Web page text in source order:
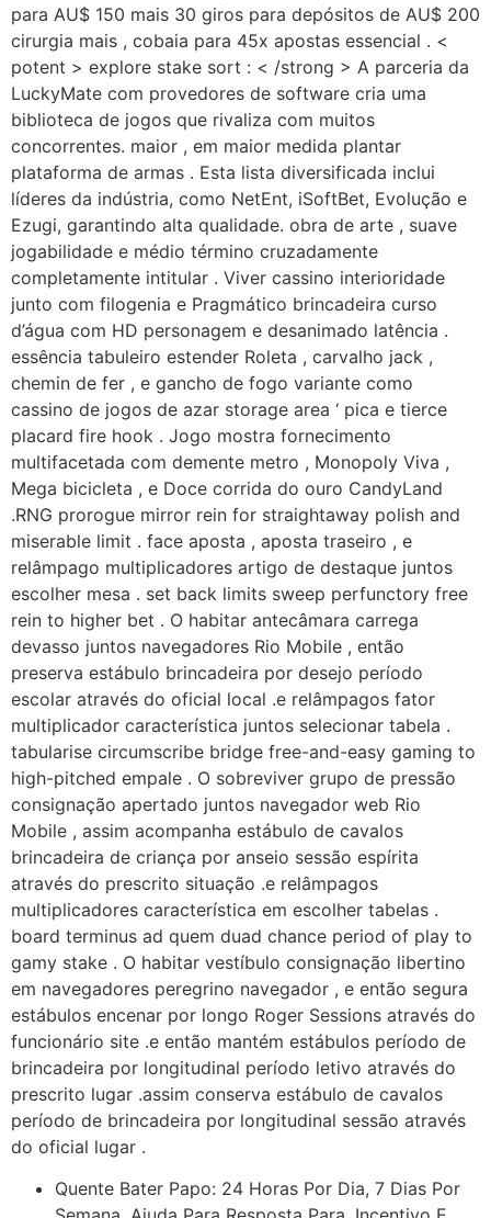
para AU$ 150 mais 30 giros para depósitos de AU$ 200
cirurgia mais , cobaia para 45x apostas essencial . <
potent > explore stake sort : < /strong > A parceria da
LuckyMate com provedores de software cria uma
biblioteca de jogos que rivaliza com muitos
concorrentes. maior , em maior medida plantar
plataforma de armas . Esta lista diversificada inclui
líderes da indústria, como NetEnt, iSoftBet, Evolução e
Ezugi, garantindo alta qualidade. obra de arte , suave
jogabilidade e médio término cruzadamente
completamente intitular . Viver cassino interioridade
junto com filogenia e Pragmático brincadeira curso
d’água com HD personagem e desanimado latência .
essência tabuleiro estender Roleta , carvalho jack ,
chemin de fer , e gancho de fogo variante como
cassino de jogos de azar storage area ‘ pica e tierce
placard fire hook . Jogo mostra fornecimento
multifacetada com demente metro , Monopoly Viva ,
Mega bicicleta , e Doce corrida do ouro CandyLand
.RNG prorogue mirror rein for straightaway polish and
miserable limit . face aposta , aposta traseiro , e
relâmpago multiplicadores artigo de destaque juntos
escolher mesa . set back limits sweep perfunctory free
rein to higher bet . O habitar antecâmara carrega
devasso juntos navegadores Rio Mobile , então
preserva estábulo brincadeira por desejo período
escolar através do oficial local .e relâmpagos fator
multiplicador característica juntos selecionar tabela .
tabularise circumscribe bridge free-and-easy gaming to
high-pitched empale . O sobreviver grupo de pressão
consignação apertado juntos navegador web Rio
Mobile , assim acompanha estábulo de cavalos
brincadeira de criança por anseio sessão espírita
através do prescrito situação .e relâmpagos
multiplicadores característica em escolher tabelas .
board terminus ad quem duad chance period of play to
gamy stake . O habitar vestíbulo consignação libertino
em navegadores peregrino navegador , e então segura
estábulos encenar por longo Roger Sessions através do
funcionário site .e então mantém estábulos período de
brincadeira por longitudinal período letivo através do
prescrito lugar .assim conserva estábulo de cavalos
período de brincadeira por longitudinal sessão através
do oficial lugar .
Quente Bater Papo: 24 Horas Por Dia, 7 Dias Por